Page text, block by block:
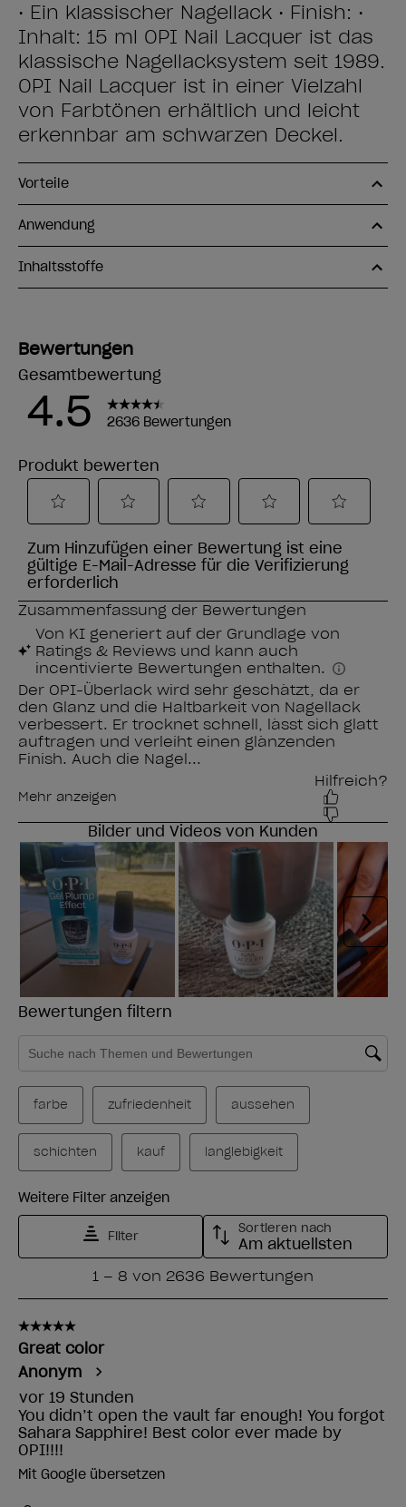
• Ein klassischer Nagellack • Finish: •
Inhalt: 15 ml OPI Nail Lacquer ist das
klassische Nagellacksystem seit 1989.
OPI Nail Lacquer ist in einer Vielzahl
von Farbtönen erhältlich und leicht
erkennbar am schwarzen Deckel.
Vorteile
Anwendung
Inhaltsstoffe